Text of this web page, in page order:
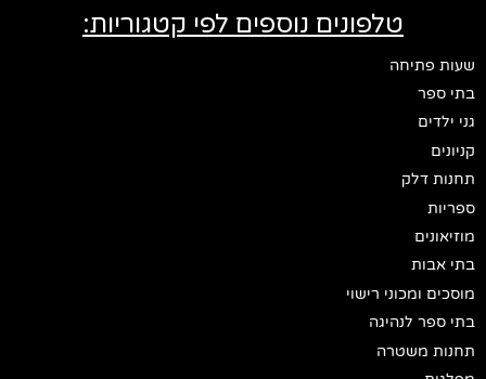
טלפונים נוספים לפי קטגוריות:
שעות פתיחה
בתי ספר
גני ילדים
קניונים
תחנות דלק
ספריות
מוזיאונים
בתי אבות
מוסכים ומכוני רישוי
בתי ספר לנהיגה
תחנות משטרה